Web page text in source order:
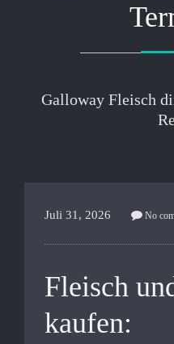
Galloway Fleisch
Juli 31, 2026 No
Fleisch
kaufen: